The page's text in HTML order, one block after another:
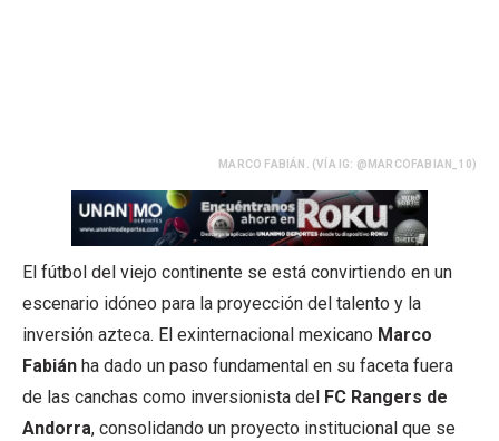
MARCO FABIÁN. (VÍA IG: @MARCOFABIAN_10)
El fútbol del viejo continente se está convirtiendo en un
escenario idóneo para la proyección del talento y la
inversión azteca. El exinternacional mexicano Marco
Fabián ha dado un paso fundamental en su faceta fuera
de las canchas como inversionista del FC Rangers de
Andorra, consolidando un proyecto institucional que se